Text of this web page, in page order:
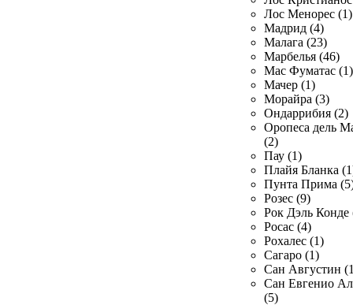
Лос Менорес (1)
Мадрид (4)
Малага (23)
Марбелья (46)
Мас Фуматас (1)
Мачер (1)
Морайра (3)
Ондаррибия (2)
Оропеса дель
(2)
Пау (1)
Плайя Бланка
Пунта Прима
Розес (9)
Рок Дэль Конде
Росас (4)
Рохалес (1)
Сагаро (1)
Сан Августин
Сан Евгенио
(5)